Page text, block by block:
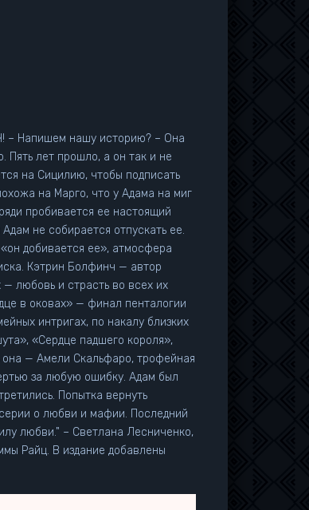
на Сицилию, чтобы подписать
пробивается ее настоящий
— любовь и страсть во всех их
в оковах» — финал пенталогии
интригах, по накалу близких
за любую ошибку. Адам был
Попытка вернуть
о любви и мафии. Последний
любви." – Светлана Лесниченко,